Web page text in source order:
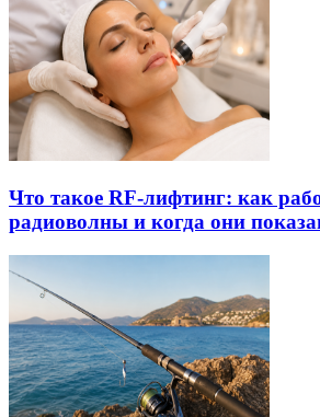
Что такое RF-лифтинг: как
радиоволны и когда они